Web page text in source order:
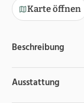
Karte öffnen
Beschreibung
Ausstattung